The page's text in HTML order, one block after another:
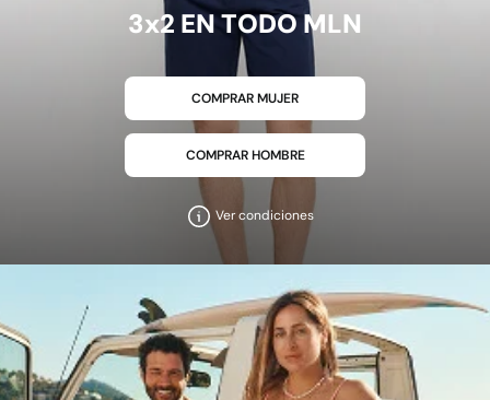
3x2 EN TODO MLN
COMPRAR MUJER
COMPRAR HOMBRE
Ver condiciones